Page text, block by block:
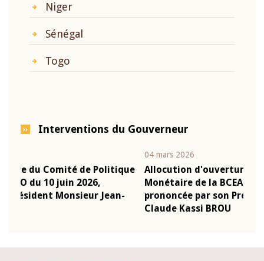
Niger
Sénégal
Togo
Interventions du Gouverneur
Allocution d'ouverture du Comité de Politique
Monétaire de la BCEAO du 4 mars 2026,
prononcée par son Président Monsieur Jean-